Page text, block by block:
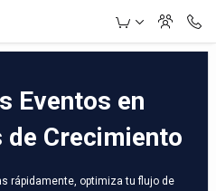
Eventos en
de Crecimiento
rápidamente, optimiza tu flujo de